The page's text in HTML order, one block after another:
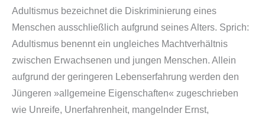
Adultismus bezeichnet die Diskriminierung eines
Menschen ausschließlich aufgrund seines Alters. Sprich:
Adultismus benennt ein ungleiches Machtverhältnis
zwischen Erwachsenen und jungen Menschen. Allein
aufgrund der geringeren Lebenserfahrung werden den
Jüngeren »allgemeine Eigenschaften« zugeschrieben
wie Unreife, Unerfahrenheit, mangelnder Ernst,